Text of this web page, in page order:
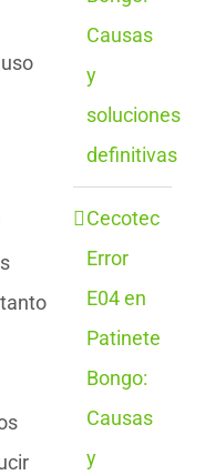
Causas
y
soluciones
definitivas
Cecotec
Error
E04 en
Patinete
Bongo:
Causas
y